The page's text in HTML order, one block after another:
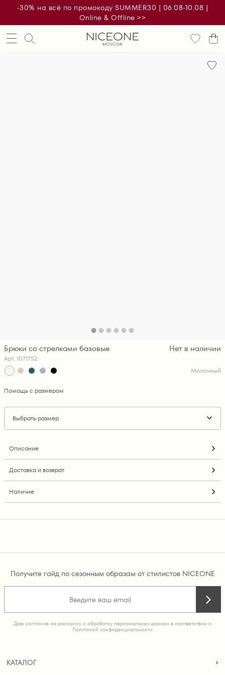
-30% на всё по промокоду SUMMER30 | 06.08-10.08 |
Online & Offline >>
Брюки со стрелками базовые
Арт. 1071752
Нет в наличии
Молочный
Помощь с размером
Выбрать размер
Описание
Доставка и возврат
Наличие
Получите гайд по сезонным образам от стилистов NICEONE
Даю согласие на рассылку и обработку персональных данных в соответствии с
Политикой конфиденциальности
КАТАЛОГ